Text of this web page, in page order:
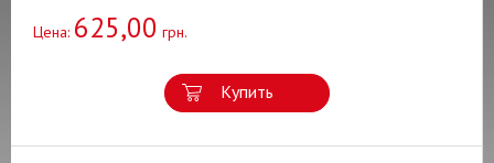
Цена: 625,00 грн.
Купить